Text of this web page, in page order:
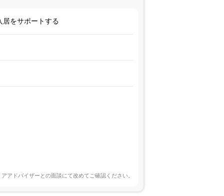
居をサポートする
アドバイザーとの面談にて改めてご確認ください。